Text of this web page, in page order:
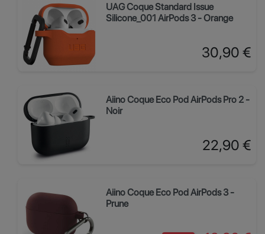
UAG Coque Standard Issue
Silicone_001 AirPods 3 - Orange
Prix
30,90 €
Aiino Coque Eco Pod AirPods Pro 2 -
Noir
Prix
22,90 €
Aiino Coque Eco Pod AirPods 3 -
Prune